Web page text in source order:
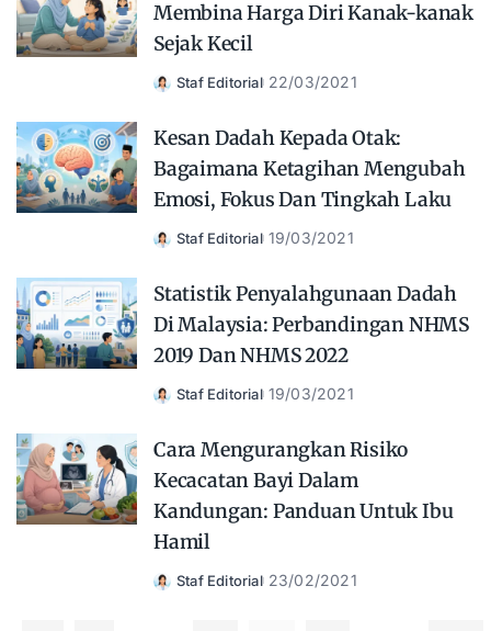
Membina Harga Diri Kanak-kanak
Sejak Kecil
Posted
Staf Editorial 22/03/2021
Kesan Dadah Kepada Otak:
Bagaimana Ketagihan Mengubah
Emosi, Fokus Dan Tingkah Laku
Posted
Staf Editorial 19/03/2021
Statistik Penyalahgunaan Dadah
Di Malaysia: Perbandingan NHMS
2019 Dan NHMS 2022
Posted
Staf Editorial 19/03/2021
Cara Mengurangkan Risiko
Kecacatan Bayi Dalam
Kandungan: Panduan Untuk Ibu
Hamil
Posted
Staf Editorial 23/02/2021